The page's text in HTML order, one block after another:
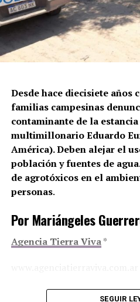
Desde hace diecisiete años
familias campesinas
contaminante de la
multimillonario Eduardo
América). Deben alejar el
población y fuentes de
de agrotóxicos en el
personas.
Por Mariángeles
Agencia Tierra Viva*
El Poder Judicial de Chaco
SEGUIR